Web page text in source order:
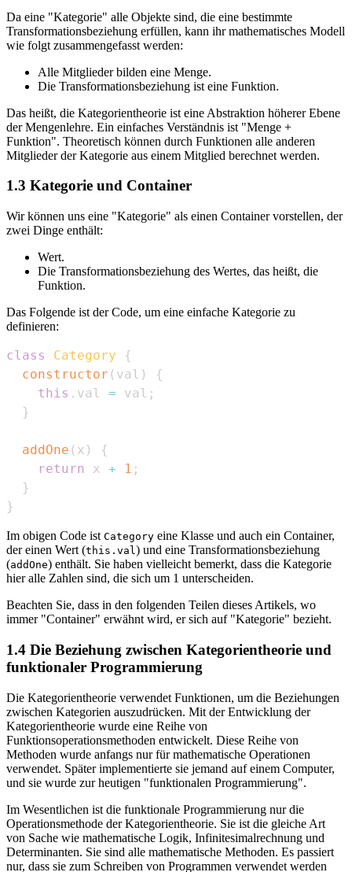
Da eine "Kategorie" alle Objekte sind, die eine bestimmte
Transformationsbeziehung erfüllen, kann ihr mathematisches Modell
wie folgt zusammengefasst werden:
Alle Mitglieder bilden eine Menge.
Die Transformationsbeziehung ist eine Funktion.
Das heißt, die Kategorientheorie ist eine Abstraktion höherer Ebene
der Mengenlehre. Ein einfaches Verständnis ist "Menge +
Funktion". Theoretisch können durch Funktionen alle anderen
Mitglieder der Kategorie aus einem Mitglied berechnet werden.
1.3 Kategorie und Container
Wir können uns eine "Kategorie" als einen Container vorstellen, der
zwei Dinge enthält:
Wert.
Die Transformationsbeziehung des Wertes, das heißt, die
Funktion.
Das Folgende ist der Code, um eine einfache Kategorie zu
definieren:
class Category
{
constructor ( val )
{
this . val = val ;
}
addOne ( x )
{
return
x + 1 ;
}
}
Im obigen Code ist Category eine Klasse und auch ein Container,
der einen Wert (this.val) und eine Transformationsbeziehung
(addOne) enthält. Sie haben vielleicht bemerkt, dass die Kategorie
hier alle Zahlen sind, die sich um 1 unterscheiden.
Beachten Sie, dass in den folgenden Teilen dieses Artikels, wo
immer "Container" erwähnt wird, er sich auf "Kategorie" bezieht.
1.4 Die Beziehung zwischen Kategorientheorie und
funktionaler Programmierung
Die Kategorientheorie verwendet Funktionen, um die Beziehungen
zwischen Kategorien auszudrücken. Mit der Entwicklung der
Kategorientheorie wurde eine Reihe von
Funktionsoperationsmethoden entwickelt. Diese Reihe von
Methoden wurde anfangs nur für mathematische Operationen
verwendet. Später implementierte sie jemand auf einem Computer,
und sie wurde zur heutigen "funktionalen Programmierung".
Im Wesentlichen ist die funktionale Programmierung nur die
Operationsmethode der Kategorientheorie. Sie ist die gleiche Art
von Sache wie mathematische Logik, Infinitesimalrechnung und
Determinanten. Sie sind alle mathematische Methoden. Es passiert
nur, dass sie zum Schreiben von Programmen verwendet werden